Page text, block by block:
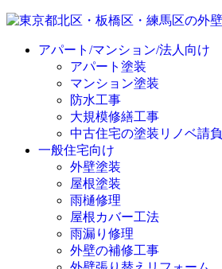
アパート/マンション/法人向け
アパート塗装
マンション塗装
防水工事
大規模修繕工事
中古住宅の塗装リノベ請負
一般住宅向け
外壁塗装
屋根塗装
雨樋修理
屋根カバー工法
雨漏り修理
外壁の補修工事